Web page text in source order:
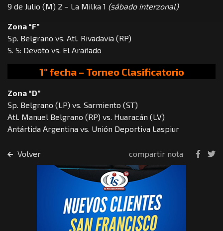
9 de Julio (M) 2 – La Milka 1 (sábado interzonal)
Zona “F”
Sp. Belgrano vs. Atl. Rivadavia (RP)
S. S: Devoto vs. El Arañado
1° fecha – Torneo Clasificatorio
Zona “D”
Sp. Belgrano (LP) vs. Sarmiento (ST)
Atl. Manuel Belgrano (RP) vs. Huaracán (LV)
Antártida Argentina vs. Unión Deportiva Laspiur
Volver compartir nota